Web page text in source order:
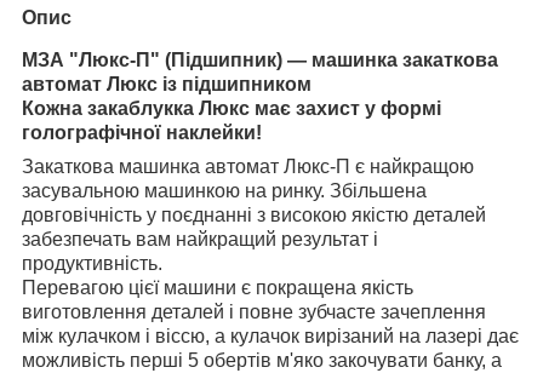
Опис
МЗА "Люкс-П" (Підшипник) — машинка закаткова
автомат Люкс із підшипником
Кожна закаблукка Люкс має захист у формі
голографічної наклейки!
Закаткова машинка автомат Люкс-П є найкращою
засувальною машинкою на ринку. Збільшена
довговічність у поєднанні з високою якістю деталей
забезпечать вам найкращий результат і
продуктивність.
Перевагою цієї машини є покращена якість
виготовлення деталей і повне зубчасте зачеплення
між кулачком і віссю, а кулачок вирізаний на лазері дає
можливість перші 5 обертів м'яко закочувати банку, а